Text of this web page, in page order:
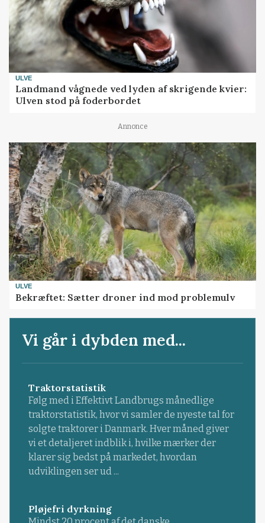
ULVE
Landmand vågnede ved lyden af skrigende kvier:
Ulven stod på foderbordet
Annonce
ULVE
Bekræftet: Sætter droner ind mod problemulv
Vi går i dybden med...
Traktorstatistik
Følg med i Effektivt Landbrugs månedlige
traktorstatistik, hvor vi samler de nyeste tal for
solgte traktorer i Danmark. Hver måned giver
vi et detaljeret indblik i, hvilke mærker der
klarer sig bedst på markedet, hvordan
udviklingen ser ud ...
Pløjefri dyrkning